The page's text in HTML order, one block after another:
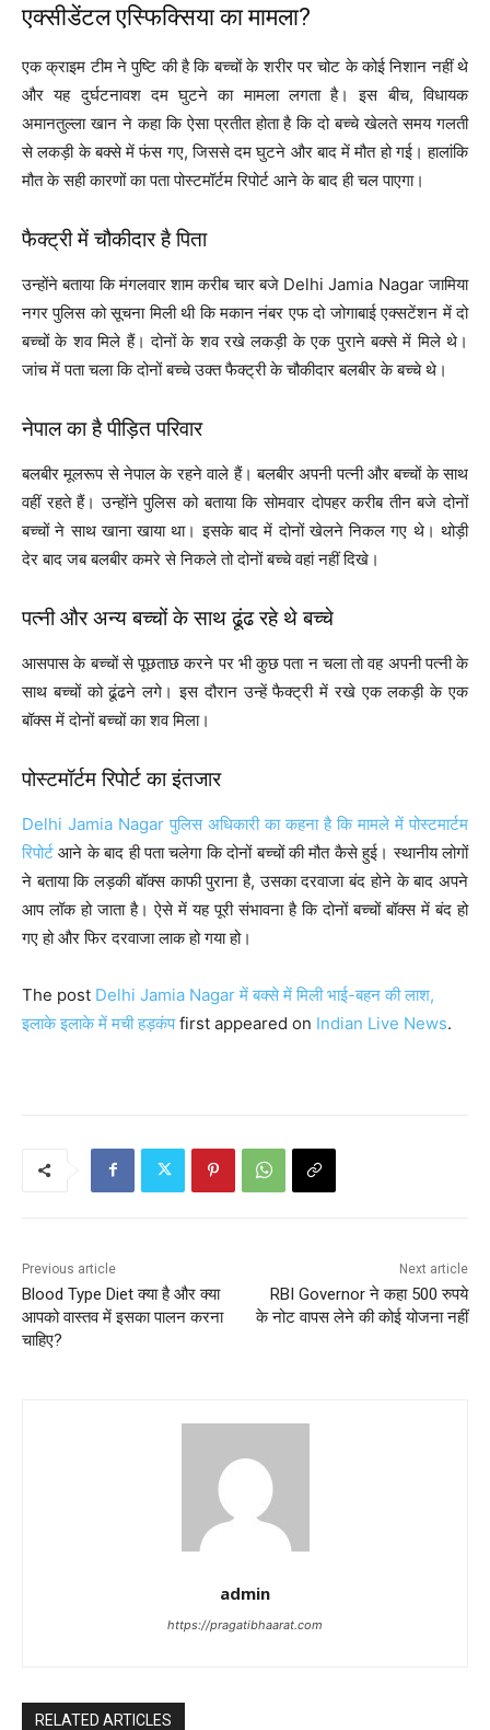
एक्सीडेंटल एस्फिक्सिया का मामला?
एक क्राइम टीम ने पुष्टि की है कि बच्चों के शरीर पर चोट के कोई निशान नहीं थे
और यह दुर्घटनावश दम घुटने का मामला लगता है। इस बीच, विधायक
अमानतुल्ला खान ने कहा कि ऐसा प्रतीत होता है कि दो बच्चे खेलते समय गलती
से लकड़ी के बक्से में फंस गए, जिससे दम घुटने और बाद में मौत हो गई। हालांकि
मौत के सही कारणों का पता पोस्टमॉर्टम रिपोर्ट आने के बाद ही चल पाएगा।
फैक्ट्री में चौकीदार है पिता
उन्होंने बताया कि मंगलवार शाम करीब चार बजे Delhi Jamia Nagar जामिया
नगर पुलिस को सूचना मिली थी कि मकान नंबर एफ दो जोगाबाई एक्सटेंशन में दो
बच्चों के शव मिले हैं। दोनों के शव रखे लकड़ी के एक पुराने बक्से में मिले थे।
जांच में पता चला कि दोनों बच्चे उक्त फैक्ट्री के चौकीदार बलबीर के बच्चे थे।
नेपाल का है पीड़ित परिवार
बलबीर मूलरूप से नेपाल के रहने वाले हैं। बलबीर अपनी पत्नी और बच्चों के साथ
वहीं रहते हैं। उन्होंने पुलिस को बताया कि सोमवार दोपहर करीब तीन बजे दोनों
बच्चों ने साथ खाना खाया था। इसके बाद में दोनों खेलने निकल गए थे। थोड़ी
देर बाद जब बलबीर कमरे से निकले तो दोनों बच्चे वहां नहीं दिखे।
पत्नी और अन्य बच्चों के साथ ढूंढ रहे थे बच्चे
आसपास के बच्चों से पूछताछ करने पर भी कुछ पता न चला तो वह अपनी पत्नी के
साथ बच्चों को ढूंढने लगे। इस दौरान उन्हें फैक्ट्री में रखे एक लकड़ी के एक
बॉक्स में दोनों बच्चों का शव मिला।
पोस्टमॉर्टम रिपोर्ट का इंतजार
Delhi Jamia Nagar पुलिस अधिकारी का कहना है कि मामले में पोस्टमार्टम
रिपोर्ट आने के बाद ही पता चलेगा कि दोनों बच्चों की मौत कैसे हुई। स्थानीय लोगों
ने बताया कि लड़की बॉक्स काफी पुराना है, उसका दरवाजा बंद होने के बाद अपने
आप लॉक हो जाता है। ऐसे में यह पूरी संभावना है कि दोनों बच्चों बॉक्स में बंद हो
गए हो और फिर दरवाजा लाक हो गया हो।
The post Delhi Jamia Nagar में बक्से में मिली भाई-बहन की लाश,
इलाके इलाके में मची हड़कंपfirst appeared on Indian Live News.
Previous article
Blood Type Diet क्या है और क्या
आपको वास्तव में इसका पालन करना
चाहिए?
Next article
RBI Governor ने कहा 500 रुपये
के नोट वापस लेने की कोई योजना नहीं
admin
https://pragatibhaarat.com
RELATED ARTICLES